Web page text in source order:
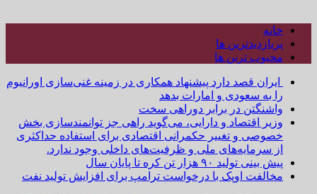
خانه
پربازدیدترین ها
محبوب ترین ها
ایران قصد دارد پیشنهاد همکاری در زمینه غنی‌سازی اورانیوم
را به سعودی و امارات بدهد
واشنگتن در برابر دوراهی سخت
وزیر اقتصاد و دارایی، می‌گوید راهی جز توانمندسازی بخش
خصوصی و تغییر حکمرانی اقتصادی برای استفاده حداکثری
از سرمایه‌های ملی و ظرفیت‌های داخلی وجود ندارد.
پیش بینی تولید ۹۰ هزار تن کره تا پایان سال
مخالفت اوپک با درخواست ترامپ برای افزایش تولید نفت